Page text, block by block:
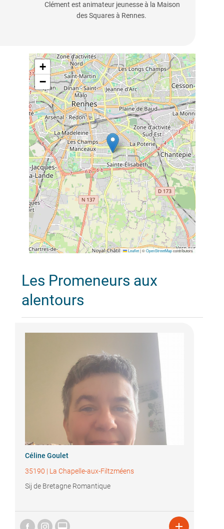
Clément est animateur jeunesse à la Maison
des Squares à Rennes.
+
−
Leaflet |©OpenStreetMapcontributors
Les Promeneurs aux
alentours
Céline Goulet
35190 | La Chapelle-aux-Filtzméens
Sij de Bretagne Romantique
